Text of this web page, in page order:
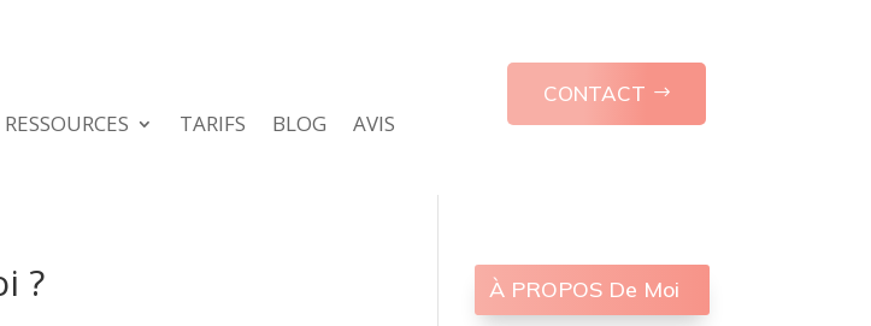
RESSOURCES TARIFS BLOG AVIS
CONTACT
? À PROPOS De Moi